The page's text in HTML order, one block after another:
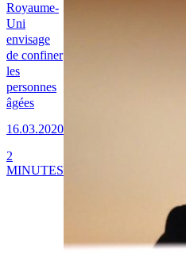
Royaume-
Uni
envisage
de confiner
les
personnes
âgées
16.03.2020
2
MINUTES